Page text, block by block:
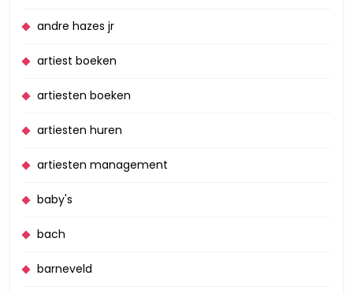
andre hazes jr
artiest boeken
artiesten boeken
artiesten huren
artiesten management
baby's
bach
barneveld